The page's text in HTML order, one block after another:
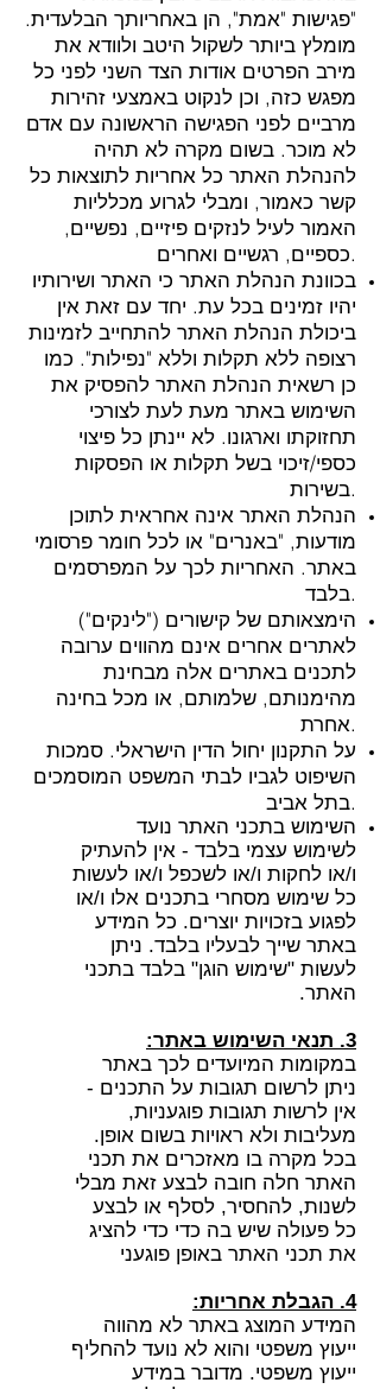
"פגישות "אמת", הן באחריותך הבלעדית.
מומלץ ביותר לשקול היטב ולוודא את
מירב הפרטים אודות הצד השני לפני כל
מפגש כזה, וכן לנקוט באמצעי זהירות
מרביים לפני הפגישה הראשונה עם אדם
לא מוכר. בשום מקרה לא תהיה
להנהלת האתר כל אחריות לתוצאות כל
קשר כאמור, ומבלי לגרוע מכלליות
האמור לעיל לנזקים פיזיים, נפשיים,
כספיים, רגשיים ואחרים.
בכוונת הנהלת האתר כי האתר ושירותיו
יהיו זמינים בכל עת. יחד עם זאת אין
ביכולת הנהלת האתר להתחייב לזמינות
רצופה ללא תקלות וללא "נפילות". כמו
כן רשאית הנהלת האתר להפסיק את
השימוש באתר מעת לעת לצורכי
תחזוקתו וארגונו. לא יינתן כל פיצוי
כספי/זיכוי בשל תקלות או הפסקות
בשירות.
הנהלת האתר אינה אחראית לתוכן
מודעות, "באנרים" או לכל חומר פרסומי
באתר. האחריות לכך על המפרסמים
בלבד.
הימצאותם של קישורים ("לינקים")
לאתרים אחרים אינם מהווים ערובה
לתכנים באתרים אלה מבחינת
מהימנותם, שלמותם, או מכל בחינה
אחרת.
על התקנון יחול הדין הישראלי. סמכות
השיפוט לגביו לבתי המשפט המוסמכים
בתל אביב.
השימוש בתכני האתר נועד
לשימוש עצמי בלבד - אין להעתיק
ו/או לחקות ו/או לשכפל ו/או לעשות
כל שימוש מסחרי בתכנים אלו ו/או
לפגוע בזכויות יוצרים. כל המידע
באתר שייך לבעליו בלבד. ניתן
לעשות "שימוש הוגן" בלבד בתכני
האתר.
3. תנאי השימוש באתר:
במקומות המיועדים לכך באתר
ניתן לרשום תגובות על התכנים -
אין לרשות תגובות פוגעניות,
מעליבות ולא ראויות בשום אופן.
בכל מקרה בו מאזכרים את תכני
האתר חלה חובה לבצע זאת מבלי
לשנות, להחסיר, לסלף או לבצע
כל פעולה שיש בה כדי כדי להציג
את תכני האתר באופן פוגעני
4. הגבלת אחריות:
המידע המוצג באתר לא מהווה
ייעוץ משפטי והוא לא נועד להחליף
ייעוץ משפטי. מדובר במידע